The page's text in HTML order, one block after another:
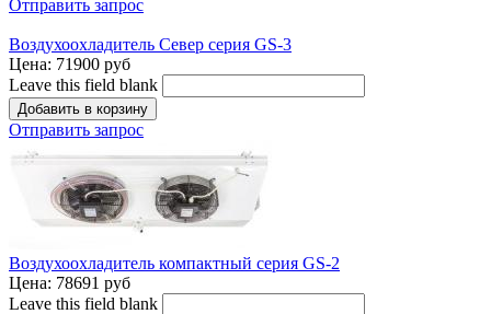
Отправить запрос
Воздухоохладитель Север серия GS-3
Цена: 71900 руб
Leave this field blank
Отправить запрос
Воздухоохладитель компактный серия GS-2
Цена: 78691 руб
Leave this field blank